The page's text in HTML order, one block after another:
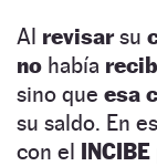
Al revisarsu
no había
sino que esa
su saldo. En
con el INCIBE